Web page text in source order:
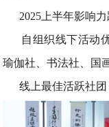
2025上半年影响力
自组织线下活动优
瑜伽社、书法社、国
线上最佳活跃社团